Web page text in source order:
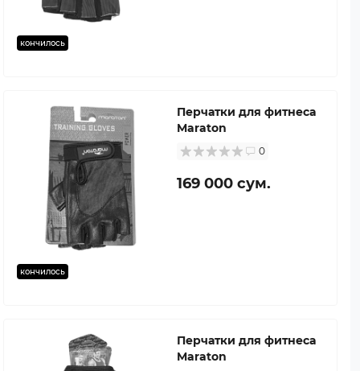
кончилось
кончилось
Перчатки для фитнеса
Maraton
0
169 000 сум.
Перчатки для фитнеса
Maraton